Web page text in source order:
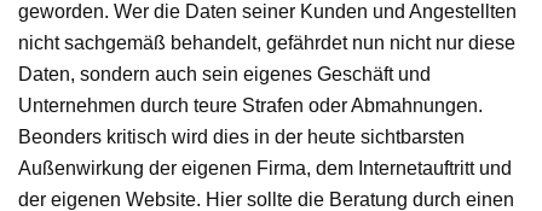
geworden. Wer die Daten seiner Kunden und Angestellten
nicht sachgemäß behandelt, gefährdet nun nicht nur diese
Daten, sondern auch sein eigenes Geschäft und
Unternehmen durch teure Strafen oder Abmahnungen.
Beonders kritisch wird dies in der heute sichtbarsten
Außenwirkung der eigenen Firma, dem Internetauftritt und
der eigenen Website. Hier sollte die Beratung durch einen